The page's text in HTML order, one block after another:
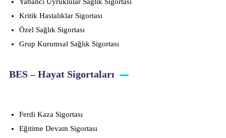
Kritik Hastalıklar Sigortası
Özel Sağlık Sigortası
Grup Kurumsal Sağlık Sigortası
BES – Hayat Sigortaları
Ferdi Kaza Sigortası
Eğitime Devam Sigortası